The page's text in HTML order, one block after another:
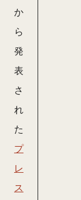
か
ら
発
表
さ
れ
た
プ
レ
ス